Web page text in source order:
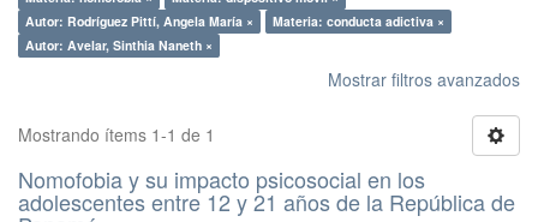
Autor: Rodríguez Pittí, Angela María ×
Materia: conducta adictiva ×
Autor: Avelar, Sinthia Naneth ×
Mostrar filtros avanzados
Mostrando ítems 1-1 de 1
Nomofobia y su impacto psicosocial en los
adolescentes entre 12 y 21 años de la República de